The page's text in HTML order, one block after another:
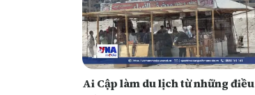
Ai Cập làm du lịch từ những điều